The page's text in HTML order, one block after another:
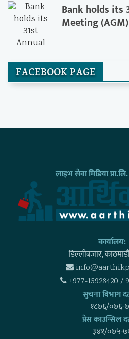
Bank holds its
Meeting (AGM)
FACEBOOK PAGE
लाइभ सेवा मिडिया प्रा.लि.
कार्यालय:
डिल्लीबजार,
+977-15928420 /
सुचना विभाग
१८७६/०७६-
प्रेस काउन्सिल
३४१/०७५-